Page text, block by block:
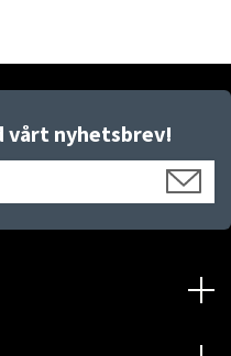
vårt nyhetsbrev!